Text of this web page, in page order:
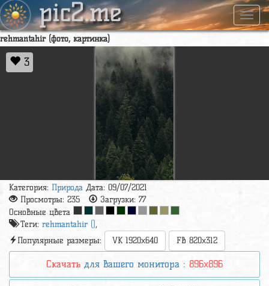
pic2.me
rehmantahir (фото, картинка)
3
Категория: Природа Дата: 09/07/2021
Просмотры: 235 Загрузки: 77
Основные цвета
Теги: rehmantahir (),
Популярные размеры:
VK 1920x640 FB 820x312
Скачать для вашего монитора : 896x896